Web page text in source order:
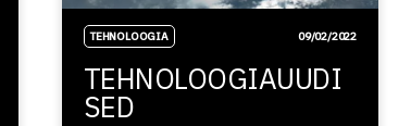
TEHNOLOOGIA 09/02/2022
TEHNOLOOGIAUUDI
SED